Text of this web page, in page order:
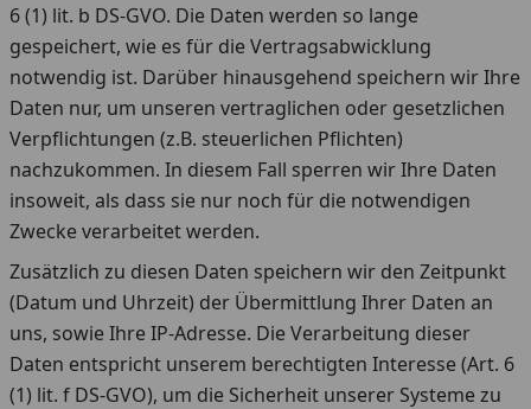
6 (1) lit. b DS-GVO. Die Daten werden so lange
gespeichert, wie es für die Vertragsabwicklung
notwendig ist. Darüber hinausgehend speichern wir Ihre
Daten nur, um unseren vertraglichen oder gesetzlichen
Verpflichtungen (z.B. steuerlichen Pflichten)
nachzukommen. In diesem Fall sperren wir Ihre Daten
insoweit, als dass sie nur noch für die notwendigen
Zwecke verarbeitet werden.
Zusätzlich zu diesen Daten speichern wir den Zeitpunkt
(Datum und Uhrzeit) der Übermittlung Ihrer Daten an
uns, sowie Ihre IP-Adresse. Die Verarbeitung dieser
Daten entspricht unserem berechtigten Interesse (Art. 6
(1) lit. f DS-GVO), um die Sicherheit unserer Systeme zu